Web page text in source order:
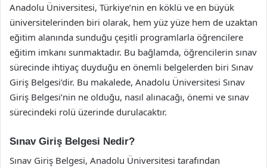
Anadolu Üniversitesi, Türkiye’nin en köklü ve en büyük
üniversitelerinden biri olarak, hem yüz yüze hem de uzaktan
eğitim alanında sunduğu çeşitli programlarla öğrencilere
eğitim imkanı sunmaktadır. Bu bağlamda, öğrencilerin sınav
sürecinde ihtiyaç duyduğu en önemli belgelerden biri Sınav
Giriş Belgesi’dir. Bu makalede, Anadolu Üniversitesi Sınav
Giriş Belgesi’nin ne olduğu, nasıl alınacağı, önemi ve sınav
sürecindeki rolü üzerinde durulacaktır.
Sınav Giriş Belgesi Nedir?
Sınav Giriş Belgesi, Anadolu Üniversitesi tarafından